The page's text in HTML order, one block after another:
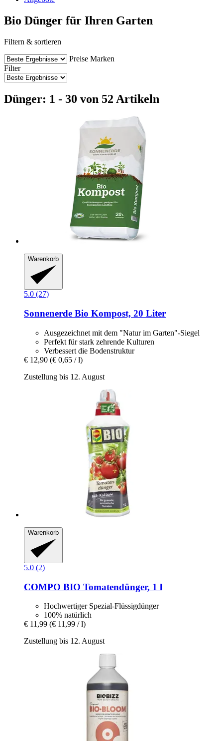
Bio Dünger für Ihren Garten
Filtern & sortieren
Preise Marken
Filter
Dünger: 1 - 30 von 52 Artikeln
Warenkorb
5.0 (27)
Sonnenerde Bio Kompost, 20 Liter
Ausgezeichnet mit dem "Natur im Garten"-Siegel
Perfekt für stark zehrende Kulturen
Verbessert die Bodenstruktur
€ 12,90 (€ 0,65 / l)
Zustellung bis 12. August
Warenkorb
5.0 (2)
COMPO BIO Tomatendünger, 1 l
Hochwertiger Spezial-Flüssigdünger
100% natürlich
€ 11,99 (€ 11,99 / l)
Zustellung bis 12. August